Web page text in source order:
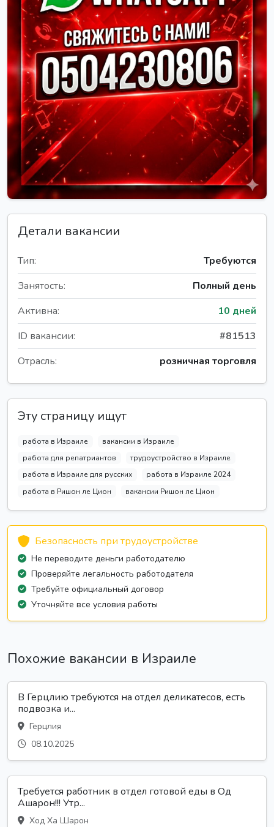
Детали вакансии
Тип:
Требуются
Занятость:
Полный день
Активна:
10 дней
ID вакансии:
#81513
Отрасль:
розничная торговля
Эту страницу ищут
работа в Израиле
вакансии в Израиле
работа для репатриантов
трудоустройство в Израиле
работа в Израиле для русских
работа в Израиле 2024
работа в Ришон ле Цион
вакансии Ришон ле Цион
Безопасность при трудоустройстве
Не переводите деньги работодателю
Проверяйте легальность работодателя
Требуйте официальный договор
Уточняйте все условия работы
Похожие вакансии в Израиле
В Герцлию требуются на отдел деликатесов, есть
подвозка и...
Герцлия
08.10.2025
Требуется работник в отдел готовой еды в Од
Ашарон!!! Утр...
Ход Ха Шарон